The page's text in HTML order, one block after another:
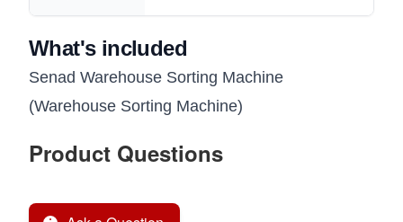
What's included
Senad Warehouse Sorting Machine
(Warehouse Sorting Machine)
Product Questions